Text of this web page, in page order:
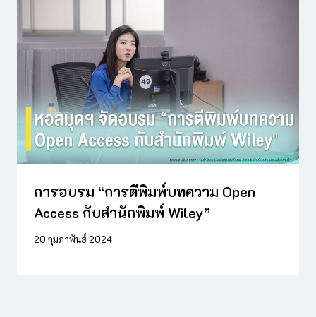
การอบรม “การตีพิมพ์บทความ Open
Access กับสำนักพิมพ์ Wiley”
20 กุมภาพันธ์ 2024